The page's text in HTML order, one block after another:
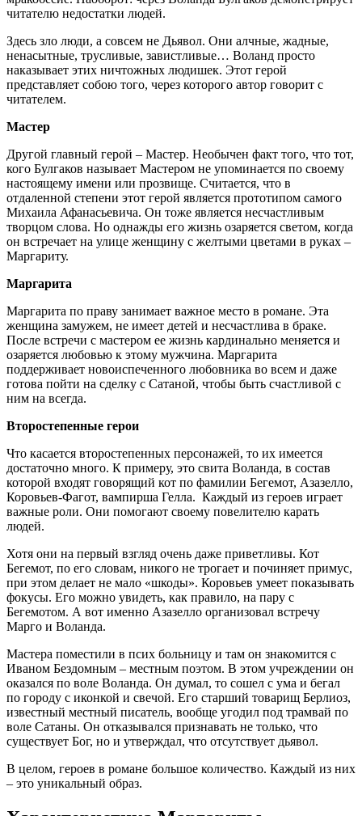
читателю недостатки людей.
Здесь зло люди, а совсем не Дьявол. Они алчные, жадные,
ненасытные, трусливые, завистливые… Воланд просто
наказывает этих ничтожных людишек. Этот герой
представляет собою того, через которого автор говорит с
читателем.
Мастер
Другой главный герой – Мастер. Необычен факт того, что тот,
кого Булгаков называет Мастером не упоминается по своему
настоящему имени или прозвище. Считается, что в
отдаленной степени этот герой является прототипом самого
Михаила Афанасьевича. Он тоже является несчастливым
творцом слова. Но однажды его жизнь озаряется светом, когда
он встречает на улице женщину с желтыми цветами в руках –
Маргариту.
Маргарита
Маргарита по праву занимает важное место в романе. Эта
женщина замужем, не имеет детей и несчастлива в браке.
После встречи с мастером ее жизнь кардинально меняется и
озаряется любовью к этому мужчина. Маргарита
поддерживает новоиспеченного любовника во всем и даже
готова пойти на сделку с Сатаной, чтобы быть счастливой с
ним на всегда.
Второстепенные герои
Что касается второстепенных персонажей, то их имеется
достаточно много. К примеру, это свита Воланда, в состав
которой входят говорящий кот по фамилии Бегемот, Азазелло,
Коровьев-Фагот, вампирша Гелла. Каждый из героев играет
важные роли. Они помогают своему повелителю карать
людей.
Хотя они на первый взгляд очень даже приветливы. Кот
Бегемот, по его словам, никого не трогает и починяет примус,
при этом делает не мало «шкоды». Коровьев умеет показывать
фокусы. Его можно увидеть, как правило, на пару с
Бегемотом. А вот именно Азазелло организовал встречу
Марго и Воланда.
Мастера поместили в псих больницу и там он знакомится с
Иваном Бездомным – местным поэтом. В этом учреждении он
оказался по воле Воланда. Он думал, то сошел с ума и бегал
по городу с иконкой и свечой. Его старший товарищ Берлиоз,
известный местный писатель, вообще угодил под трамвай по
воле Сатаны. Он отказывался признавать не только, что
существует Бог, но и утверждал, что отсутствует дьявол.
В целом, героев в романе большое количество. Каждый из них
– это уникальный образ.